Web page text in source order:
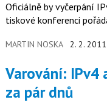
Oficiálně by vyčerpání
tiskové konferenci
MARTIN NOSKA 2. 2. 2011
Varování: IPv4 adresy dojdou nejspíš už
za pár dnů